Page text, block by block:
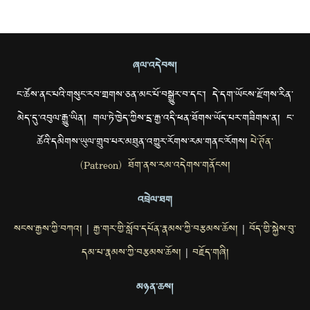
ཞལ་འདེབས།
ང་ཚོས་ནང་པའི་གསུང་རབ་གྲགས་ཅན་མང་པོ་བསྒྱུར་བ་དང་། དེ་དག་ཡོངས་རྫོགས་རིན་
མེད་དུ་འབུལ་རྒྱུ་ཡིན། གལ་ཏེ་ཁྱེད་ཀྱིས་དྲ་རྒྱ་འདི་ཕན་ཐོགས་ཡོད་པར་གཟིགས་ན། ང་
ཚོའི་དམིགས་ཡུལ་གྲུབ་པར་མཐུན་འགྱུར་རོགས་རམ་གནང་རོགས།པེ་ཊོན་
(Patreon) ཐོག་ནས་རམ་འདེགས་གནོངས།
འབྲེལ་ཐག
སངས་རྒྱས་ཀྱི་བཀའ། | རྒྱ་གར་གྱི་སློབ་དཔོན་རྣམས་ཀྱི་བརྩམས་ཆོས། | བོད་གྱི་སྐྱེས་བུ་
དམ་པ་རྣམས་ཀྱི་བརྩམས་ཆོས། | བརྗོད་གཞི།
མཉན་ཆས།